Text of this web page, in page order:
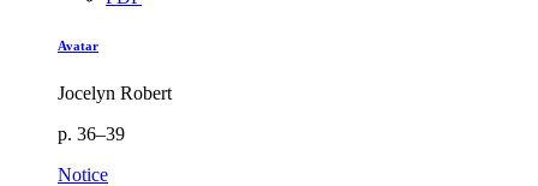
Avatar
Jocelyn Robert
p. 36–39
Notice